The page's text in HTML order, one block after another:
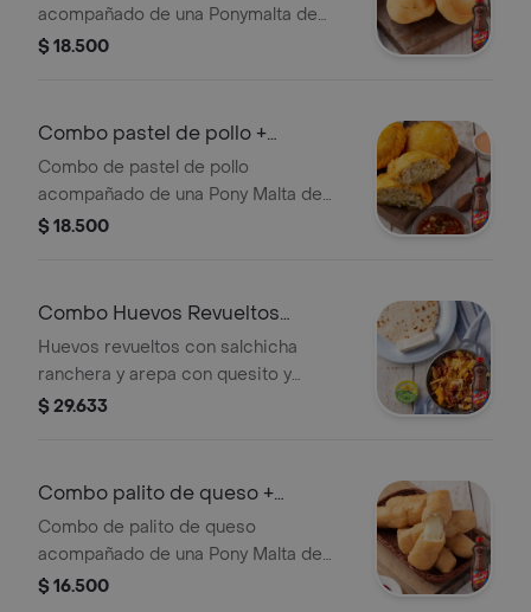
acompañado de una Ponymalta de
350 ml.
$ 18.500
Combo pastel de pollo +
ponymalta 350 ml
Combo de pastel de pollo
acompañado de una Pony Malta de
350 ml.
$ 18.500
Combo Huevos Revueltos
Rancheros c/ Arepa + Pony Malta
350ml
Huevos revueltos con salchicha
ranchera y arepa con quesito y
mantequilla . + Maltas
$ 29.633
Combo palito de queso +
ponymalta 350 ml
Combo de palito de queso
acompañado de una Pony Malta de
350 ml.
$ 16.500